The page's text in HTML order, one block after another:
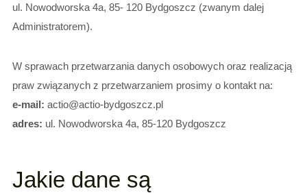
ul. Nowodworska 4a, 85- 120 Bydgoszcz (zwanym dalej
Administratorem).
W sprawach przetwarzania danych osobowych oraz realizacją
praw związanych z przetwarzaniem prosimy o kontakt na:
e-mail: actio@actio-bydgoszcz.pl
adres: ul. Nowodworska 4a, 85-120 Bydgoszcz
Jakie dane są